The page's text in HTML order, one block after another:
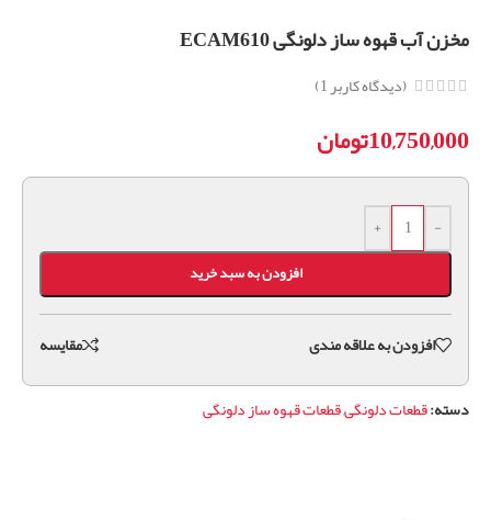
مخزن آب قهوه ساز دلونگی ECAM610
(دیدگاه کاربر1
)
10,750,000تومان
-
+
افزودن به سبد خرید
افزودن به علاقه مندی مقايسه
دسته:قطعات دلونگی,قطعات قهوه ساز دلونگی